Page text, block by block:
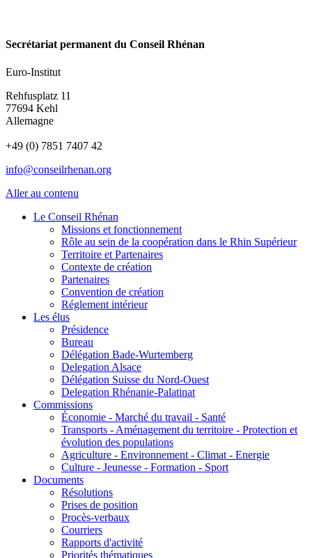
Secrétariat permanent du Conseil Rhénan
Euro-Institut
Rehfusplatz 11
77694 Kehl
Allemagne
+49 (0) 7851 7407 42
info@conseilrhenan.org
Aller au contenu
Le Conseil Rhénan
Missions et fonctionnement
Rôle au sein de la coopération dans le Rhin Supérieur
Territoire et Partenaires
Contexte de création
Partenaires
Convention de création
Réglement intérieur
Les élus
Présidence
Bureau
Délégation Bade-Wurtemberg
Delegation Alsace
Délégation Suisse du Nord-Ouest
Delegation Rhénanie-Palatinat
Commissions
Économie - Marché du travail - Santé
Transports - Aménagement du territoire - Protection et
évolution des populations
Agriculture - Environnement - Climat - Energie
Culture - Jeunesse - Formation - Sport
Documents
Résolutions
Prises de position
Procès-verbaux
Courriers
Rapports d'activité
Priorités thématiques